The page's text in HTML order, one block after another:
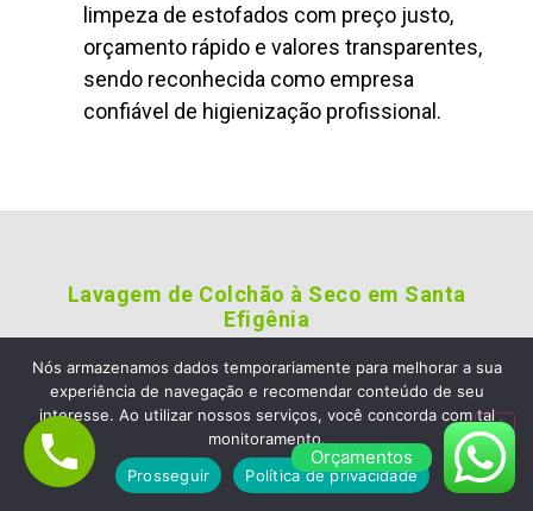
limpeza de estofados com preço justo,
orçamento rápido e valores transparentes,
sendo reconhecida como empresa
confiável de higienização profissional.
Lavagem de Colchão à Seco em Santa
Efigênia
Empresa de Limpeza de Sofá
em Santa Efigênia, Escolha a
Limpa Clean Limpeza de
Estofados e Colchão
Orçamentos
Nós armazenamos dados temporariamente para melhorar a sua
experiência de navegação e recomendar conteúdo de seu
interesse. Ao utilizar nossos serviços, você concorda com tal
monitoramento.
Prosseguir
Política de privacidade